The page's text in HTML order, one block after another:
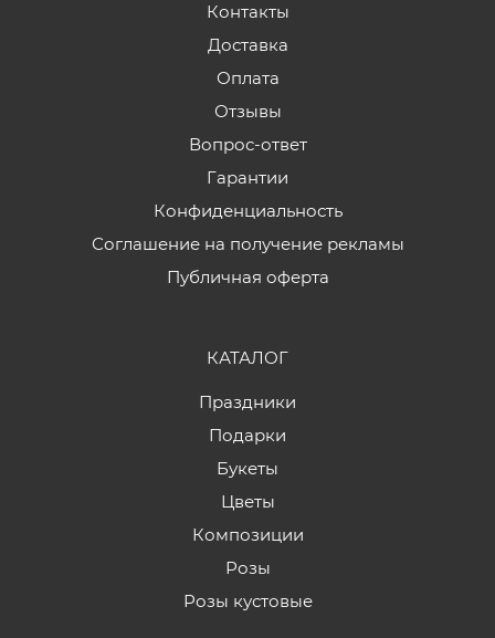
Контакты
Доставка
Оплата
Отзывы
Вопрос-ответ
Гарантии
Конфиденциальность
Соглашение на получение рекламы
Публичная оферта
КАТАЛОГ
Праздники
Подарки
Букеты
Цветы
Композиции
Розы
Розы кустовые